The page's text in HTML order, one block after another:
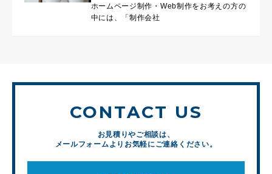
ホームページ制作・Web制作をお考えの方の
中には、「制作会社
CONTACT US
お見積りやご相談は、
メールフォームよりお気軽にご連絡ください。